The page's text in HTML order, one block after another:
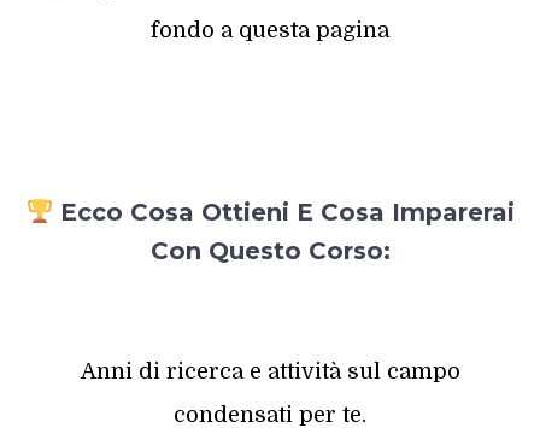
fondo a questa pagina
Ecco Cosa Ottieni E Cosa Imparerai
Con Questo Corso:
Anni di ricerca e attività sul campo
condensati per te.